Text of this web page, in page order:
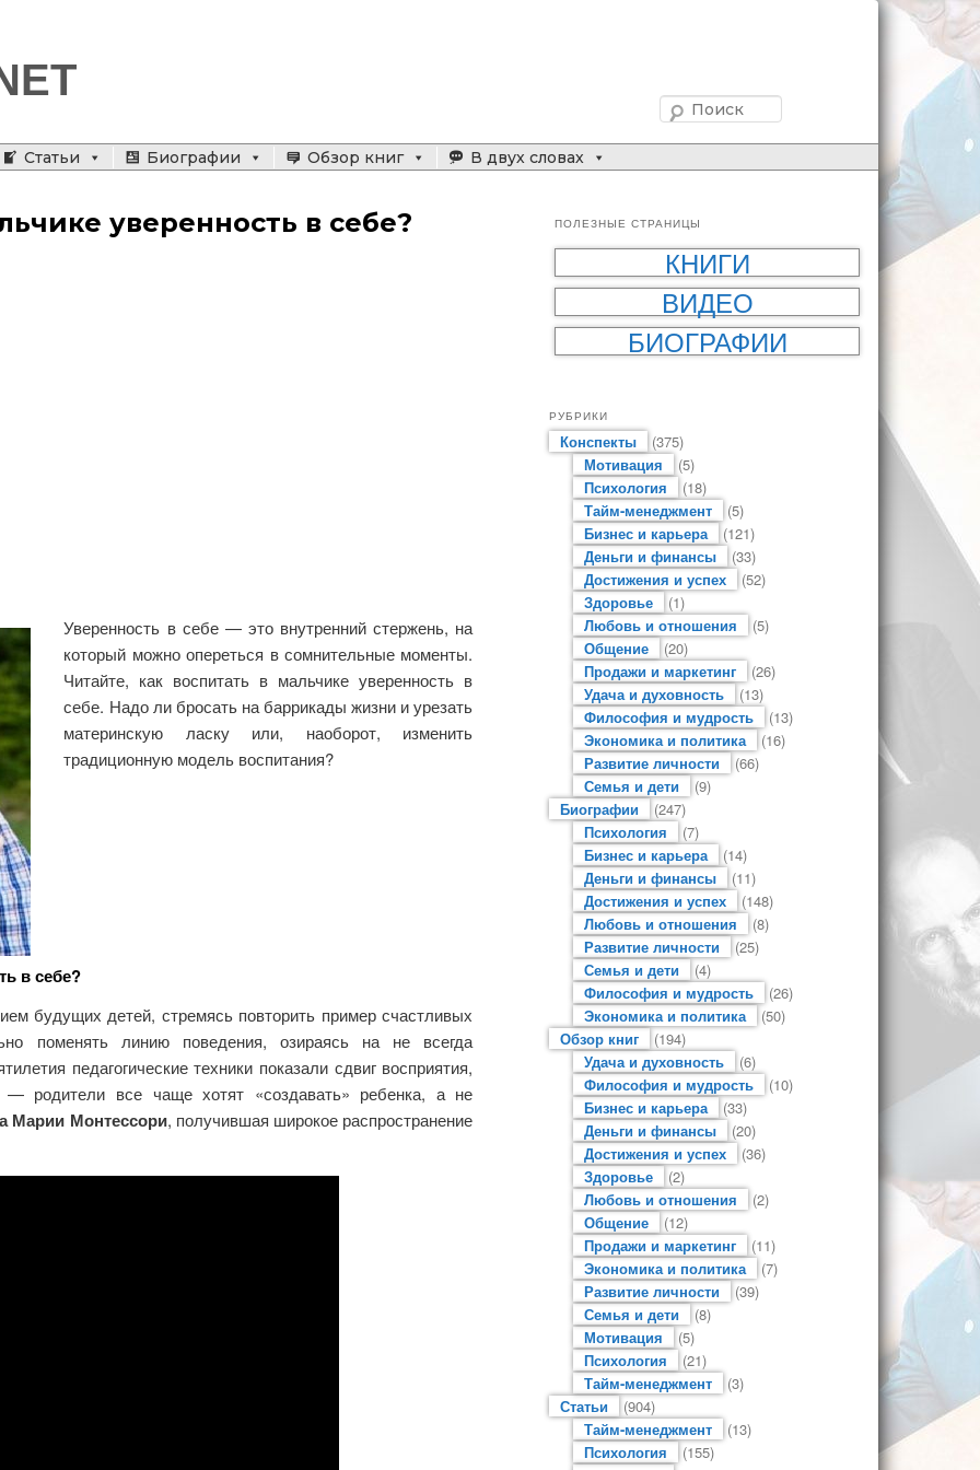
Статьи Биографии Обзор книг В двух словах
уверенность в себе?
Уверенность в себе — это внутренний стержень, на
который можно опереться в сомнительные моменты.
Читайте, как воспитать в мальчике уверенность в
себе. Надо ли бросать на баррикады жизни и урезать
материнскую ласку или, наоборот, изменить
традиционную модель воспитания?
в себе?
будущих детей, стремясь повторить пример счастливых
поменять линию поведения, озираясь на не всегда
педагогические техники показали сдвиг восприятия,
— родители все чаще хотят «создавать» ребенка, а не
Марии Монтессори, получившая широкое распространение
ПОЛЕЗНЫЕ СТРАНИЦЫ
КНИГИ
ВИДЕО
БИОГРАФИИ
РУБРИКИ
Конспекты
(375)
Мотивация
(5)
Психология
(18)
Тайм-менеджмент
(5)
Бизнес и карьера
(121)
Деньги и финансы
(33)
Достижения и успех
(52)
Здоровье
(1)
Любовь и отношения
(5)
Общение
(20)
Продажи и маркетинг
(26)
Удача и духовность
(13)
Философия и мудрость
(13)
Экономика и политика
(16)
Развитие личности
(66)
Семья и дети
(9)
Биографии
(247)
Психология
(7)
Бизнес и карьера
(14)
Деньги и финансы
(11)
Достижения и успех
(148)
Любовь и отношения
(8)
Развитие личности
(25)
Семья и дети
(4)
Философия и мудрость
(26)
Экономика и политика
(50)
Обзор книг
(194)
Удача и духовность
(6)
Философия и мудрость
(10)
Бизнес и карьера
(33)
Деньги и финансы
(20)
Достижения и успех
(36)
Здоровье
(2)
Любовь и отношения
(2)
Общение
(12)
Продажи и маркетинг
(11)
Экономика и политика
(7)
Развитие личности
(39)
Семья и дети
(8)
Мотивация
(5)
Психология
(21)
Тайм-менеджмент
(3)
Статьи
(904)
Тайм-менеджмент
(13)
Психология
(155)